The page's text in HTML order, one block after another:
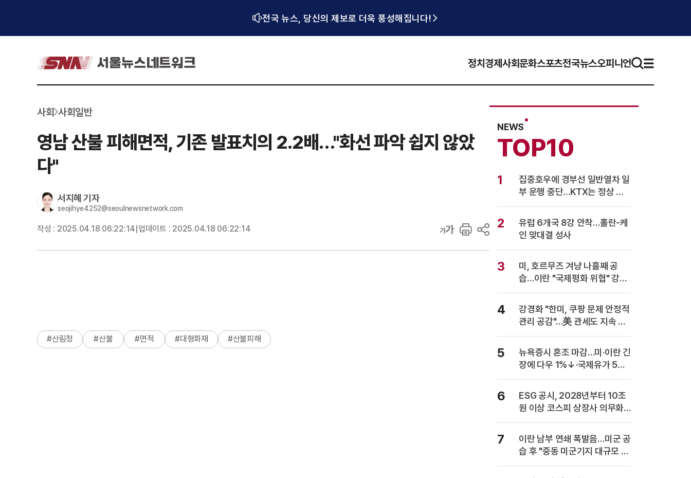
전국 뉴스, 당신의 제보로 더욱 풍성해집니다!
정치 경제사회문화스포츠전국뉴스오피니언
사회 사회일반
영남 산불 피해면적, 기존 발표치의 2.2배…"화선 파악 쉽지 않았
다"
서지혜 기자
seojihye4252@seoulnewsnetwork.com
작성 : 2025.04.18 06:22:14 업데이트 : 2025.04.18 06:22:14
#산림청 #산불 #면적 #대형화재 #산불피해
NEWS
TOP10
1
집중호우에 경부선 일반열차 일
부 운행 중단…KTX는 정상 운
행
2
유럽 6개국 8강 안착…홀란-케
인 맞대결 성사
3
미, 호르무즈 겨냥 나흘째 공
습…이란 "국제평화 위협" 강력
반발
4
강경화 "한미, 쿠팡 문제 안정적
관리 공감"…美 관세도 지속 협
의
5
뉴욕증시 혼조 마감…미·이란 긴
장에 다우 1%↓·국제유가 5%
급등
6
ESG 공시, 2028년부터 10조
원 이상 코스피 상장사 의무화…
사업보고서에 담는다
7
이란 남부 연쇄 폭발음…미군 공
습 후 "중동 미군기지 대규모 보
복" 경고